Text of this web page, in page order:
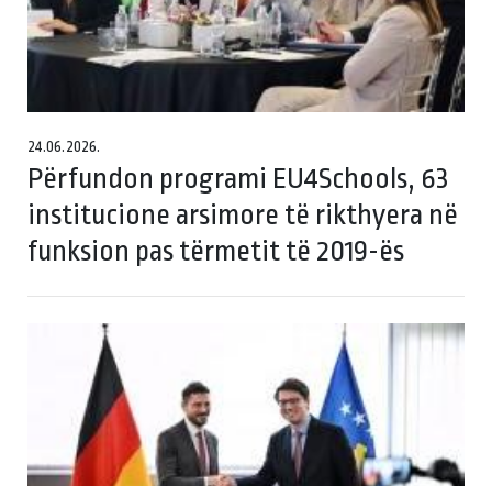
24.06.2026.
Përfundon programi EU4Schools, 63
institucione arsimore të rikthyera në
funksion pas tërmetit të 2019-ës